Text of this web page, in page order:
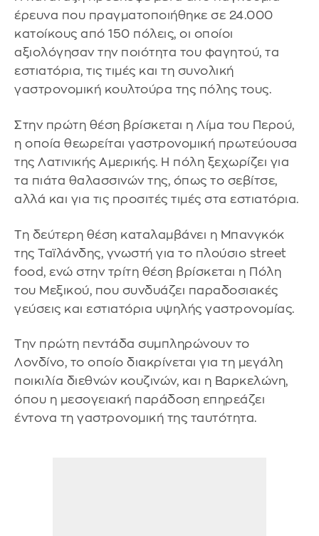
έρευνα που πραγματοποιήθηκε σε 24.000
κατοίκους από 150 πόλεις, οι οποίοι
αξιολόγησαν την ποιότητα του φαγητού, τα
εστιατόρια, τις τιμές και τη συνολική
γαστρονομική κουλτούρα της πόλης τους.
Στην πρώτη θέση βρίσκεται η Λίμα του Περού,
η οποία θεωρείται γαστρονομική πρωτεύουσα
της Λατινικής Αμερικής. Η πόλη ξεχωρίζει για
τα πιάτα θαλασσινών της, όπως το σεβίτσε,
αλλά και για τις προσιτές τιμές στα εστιατόρια.
Τη δεύτερη θέση καταλαμβάνει η Μπανγκόκ
της Ταϊλάνδης, γνωστή για το πλούσιο street
food, ενώ στην τρίτη θέση βρίσκεται η Πόλη
του Μεξικού, που συνδυάζει παραδοσιακές
γεύσεις και εστιατόρια υψηλής γαστρονομίας.
Την πρώτη πεντάδα συμπληρώνουν το
Λονδίνο, το οποίο διακρίνεται για τη μεγάλη
ποικιλία διεθνών κουζινών, και η Βαρκελώνη,
όπου η μεσογειακή παράδοση επηρεάζει
έντονα τη γαστρονομική της ταυτότητα.